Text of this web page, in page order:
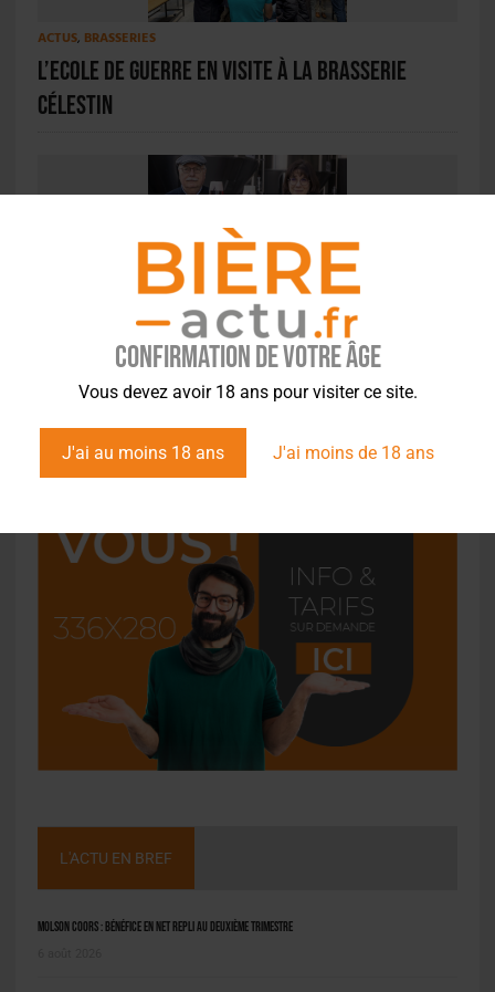
Confirmation de votre âge
Vous devez avoir 18 ans pour visiter ce site.
J'ai au moins 18 ans J'ai moins de 18 ans
ACTUS, BRASSERIES
L’Ecole de Guerre en visite à la Brasserie
Célestin
BRASSERIES,HISTOIRE
La Choulette, entre tradition et modernité
L'ACTU EN BREF
Molson Coors : bénéfice en net repli au deuxième trimestre